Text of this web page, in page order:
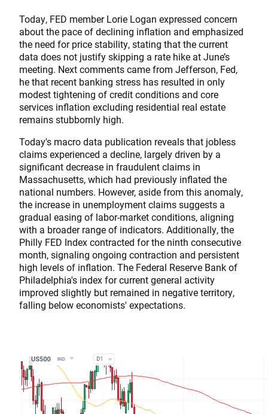
Today, FED member Lorie Logan expressed concern
about the pace of declining inflation and emphasized
the need for price stability, stating that the current
data does not justify skipping a rate hike at June’s
meeting. Next comments came from Jefferson, Fed,
he that recent banking stress has resulted in only
modest tightening of credit conditions and core
services inflation excluding residential real estate
remains stubbornly high.
Today's macro data publication reveals that jobless
claims experienced a decline, largely driven by a
significant decrease in fraudulent claims in
Massachusetts, which had previously inflated the
national numbers. However, aside from this anomaly,
the increase in unemployment claims suggests a
gradual easing of labor-market conditions, aligning
with a broader range of indicators. Additionally, the
Philly FED Index contracted for the ninth consecutive
month, signaling ongoing contraction and persistent
high levels of inflation. The Federal Reserve Bank of
Philadelphia's index for current general activity
improved slightly but remained in negative territory,
falling below economists' expectations.